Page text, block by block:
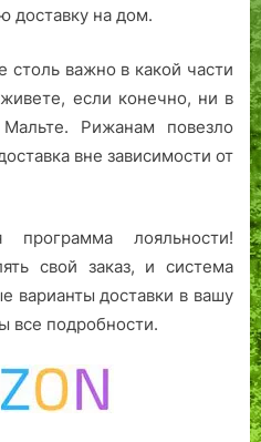
доставку на дом.
важно в какой части
если конечно, ни в
Рижанам повезло
вне зависимости от
программа лояльности!
свой заказ, и система
варианты доставки в вашу
все подробности.